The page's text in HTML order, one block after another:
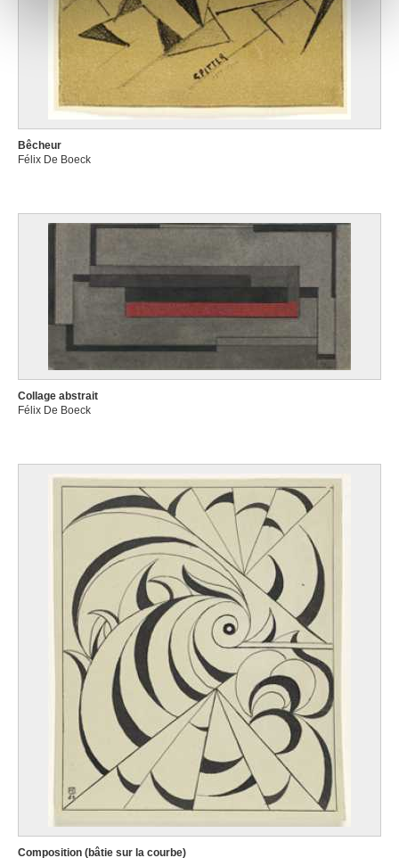
notre site avec nos partenaires de médias sociaux, de
publicité et d'analyse, qui peuvent combiner celles-ci
avec d'autres informations que vous leur avez fournies
ou qu'ils ont collectées lors de votre utilisation de leurs
services.
Bêcheur
Félix De Boeck
Collage abstrait
Félix De Boeck
Composition (bâtie sur la courbe)